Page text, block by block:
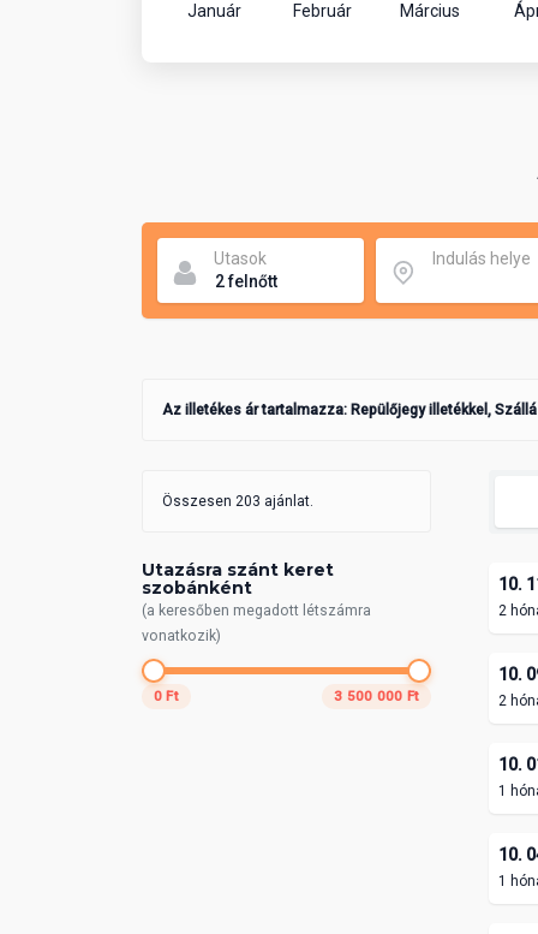
Január Február Március
Utasok Indulás helye
Az illetékes ár tartalmazza: Repülőjegy illetékkel,
Összesen 203 ajánlat.
Utazásra szánt keret
szobánként
(a keresőben megadott létszámra
vonatkozik)
0 Ft 3 500 000 Ft
10.
2
10.
2
10.
1
10.
1